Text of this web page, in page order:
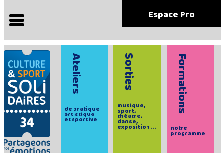
Espace Pro
Ateliers
de pratique
artistique
et sportive
Sorties
musique,
sport,
théatre,
danse,
exposition ...
Formations
notre
programme